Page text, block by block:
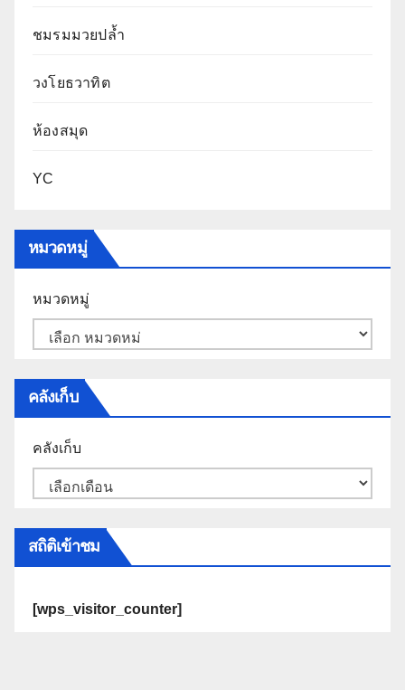
ชมรมมวยปล้ำ
วงโยธวาทิต
ห้องสมุด
YC
หมวดหมู่
หมวดหมู่
คลังเก็บ
คลังเก็บ
สถิติเข้าชม
[wps_visitor_counter]